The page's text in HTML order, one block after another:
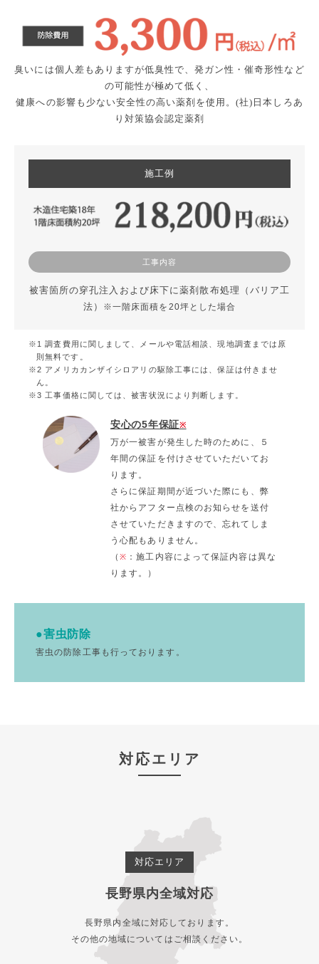
臭いには個人差もありますが低臭性で、発ガン性・催奇形性など
の可能性が極めて低く、
健康への影響も少ない安全性の高い薬剤を使用。(社)日本しろあ
り対策協会認定薬剤
施工例
工事内容
被害箇所の穿孔注入および床下に薬剤散布処理（バリア工
法）
※一階床面積を20坪とした場合
調査費用に関しまして、メールや電話相談、現地調査までは原
則無料です。
アメリカカンザイシロアリの駆除工事には、保証は付きませ
ん。
工事価格に関しては、被害状況により判断します。
安心の5年保証※
万が一被害が発生した時のために、５
年間の保証を付けさせていただいてお
ります。
さらに保証期間が近づいた際にも、弊
社からアフター点検のお知らせを送付
させていただきますので、忘れてしま
う心配もありません。
（※ ：施工内容によって保証内容は異な
ります。）
●害虫防除
害虫の防除工事も行っております。
対応エリア
対応エリア
長野県内全域対応
長野県内全域に対応しております。
その他の地域についてはご相談ください。